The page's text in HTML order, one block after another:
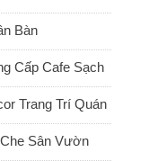
Bàn
Cấp Cafe Sạch
Trang Trí Quán
Sân Vườn